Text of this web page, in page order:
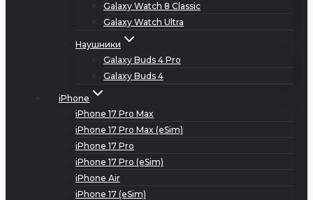
Galaxy Watch 8 Classic
Galaxy Watch Ultra
Наушники
Galaxy Buds 4 Pro
Galaxy Buds 4
iPhone
iPhone 17 Pro Max
iPhone 17 Pro Max (eSim)
iPhone 17 Pro
iPhone 17 Pro (eSim)
iPhone Air
iPhone 17 (eSim)